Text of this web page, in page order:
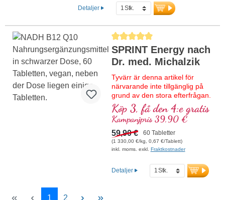
Detaljer
Genomsnittligt betyg på 5 av 5 stjärnor
SPRINT Energy nach
Dr. med. Michalzik
Tyvärr är denna artikel för
närvarande inte tillgänglig på
grund av den stora efterfrågan.
Vi förväntar oss nytt lager
under kalendervecka 37/2026.
Högkvalitativ formulering med
NADH, bioaktivt vitamin B12,
koenzym Q10 och veganskt
sublingualtablett för upptag
redan via munslemhinnan.
Köp 3, få den 4:e gratis
Kampanjpris 39,90 €
59,90 € 60 Tabletter
(1 330,00 €/kg, 0,67 €/Tablett)
inkl. moms. exkl. Fraktkostnader
Detaljer
Sida
1 Sida
2